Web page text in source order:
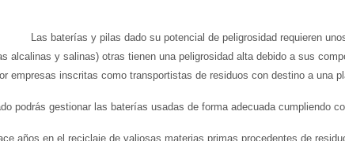
Las baterías y pilas dado su potencial de peligrosidad requieren
alcalinas y salinas) otras tienen una peligrosidad alta debido a sus
empresas inscritas como transportistas de residuos con destino a una
podrás gestionar las baterías usadas de forma adecuada cumpliendo
años en el reciclaje de valiosas materias primas procedentes de